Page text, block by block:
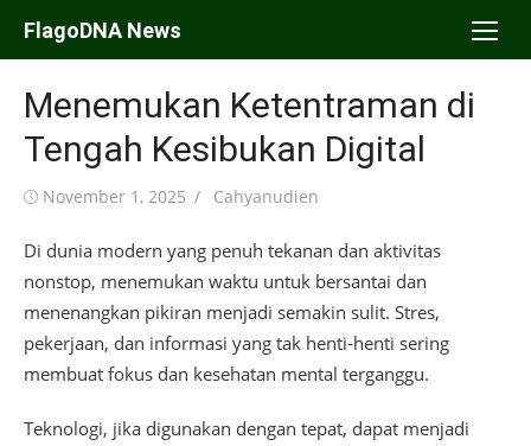
FlagoDNA News
Menemukan Ketentraman di
Tengah Kesibukan Digital
Posted
November 1, 2025 Author
Cahyanudien
Di dunia modern yang penuh tekanan dan aktivitas
nonstop, menemukan waktu untuk bersantai dan
menenangkan pikiran menjadi semakin sulit. Stres,
pekerjaan, dan informasi yang tak henti-henti sering
membuat fokus dan kesehatan mental terganggu.
Teknologi, jika digunakan dengan tepat, dapat menjadi